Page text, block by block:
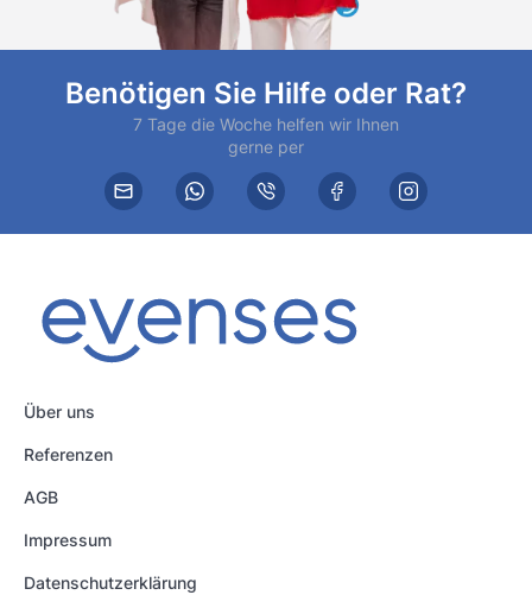
Benötigen Sie Hilfe oder Rat?
7 Tage die Woche helfen wir Ihnen
gerne per
Über uns
Referenzen
AGB
Impressum
Datenschutzerklärung